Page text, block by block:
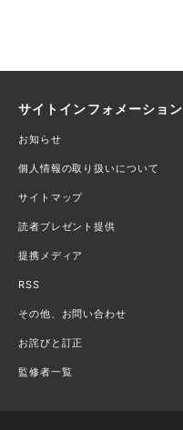
サイトインフォメーション
お知らせ
個人情報の取り扱いについて
サイトマップ
読者プレゼント提供
提携メディア
RSS
その他、お問い合わせ
お詫びと訂正
監修者一覧